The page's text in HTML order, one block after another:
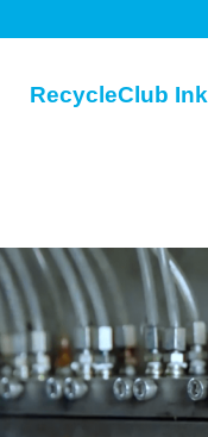
RecycleClub Ink